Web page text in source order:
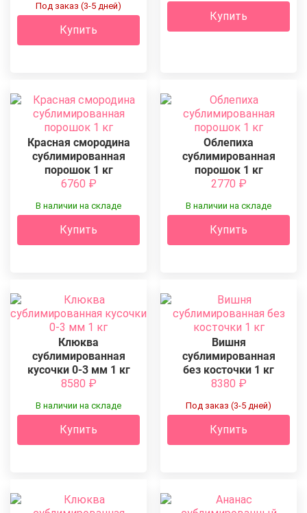
Под заказ (3-5 дней)
Купить
Купить
Красная смородина
сублимированная
порошок 1 кг
6760 ₽
В наличии на складе
Купить
Облепиха
сублимированная
порошок 1 кг
2770 ₽
В наличии на складе
Купить
Клюква
сублимированная
кусочки 0-3 мм 1 кг
8580 ₽
В наличии на складе
Купить
Вишня
сублимированная
без косточки 1 кг
8380 ₽
Под заказ (3-5 дней)
Купить